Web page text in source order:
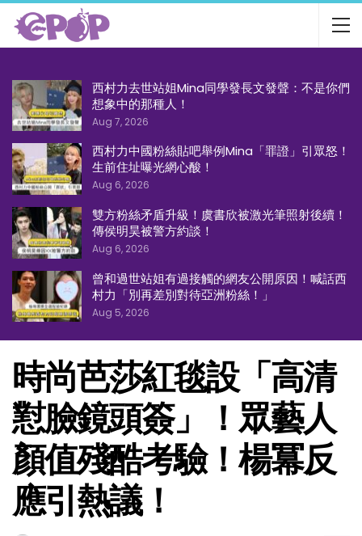
西村力去世站姐Mina同學發長文發聲：不是你們
想象中的那種人！
Aug 7, 2026
西村力中國粉絲貼吧舉例Mina「罪證」引眾怒！
生前住址曝光網心酸！
Aug 6, 2026
雙方粉絲矛盾升級！虞書欣被激光筆照射後續！
傳侯明昊被警方約談！
Aug 6, 2026
曾和過世站姐有過接觸的網友公開原因！喊話西
村力「別再差別對待亞洲粉絲！」
Aug 5, 2026
時尚芭莎紅毯設「高清
懟臉鏡頭簽」！眾藝人
顏值殘酷考驗！楊冪反
應引熱議！